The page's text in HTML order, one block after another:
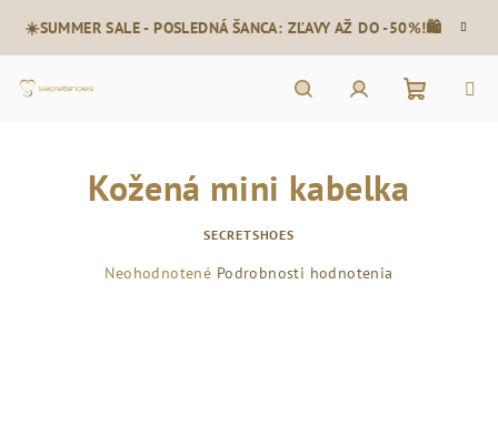
obsah
☀️SUMMER SALE - POSLEDNÁ ŠANCA: ZĽAVY AŽ DO -50%!🛍️
Kožená mini kabelka
SECRETSHOES
Priemerné
Neohodnotené Podrobnosti hodnotenia